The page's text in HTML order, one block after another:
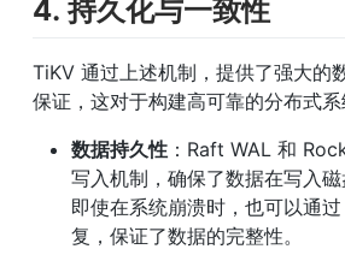
4. 持久化与一致性
TiKV 通过上述机制，提供了强大的
保证，这对于构建高可靠的分布式系
数据持久性 ：Raft WAL 和
写入机制，确保了数据在写入磁
即使在系统崩溃时，也可以通
复，保证了数据的完整性。